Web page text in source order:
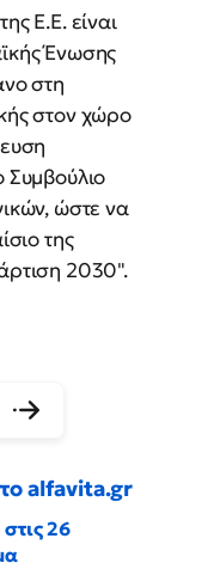
Ε.Ε. είναι
Ένωσης
στη
στον χώρο
Συμβούλιο
ώστε να
της
2030".
alfavita.gr
26